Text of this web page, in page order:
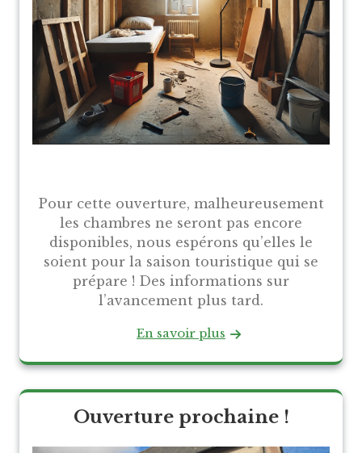
Pour cette ouverture, malheureusement
les chambres ne seront pas encore
disponibles, nous espérons qu’elles le
soient pour la saison touristique qui se
prépare ! Des informations sur
l’avancement plus tard.
En savoir plus
Ouverture prochaine !